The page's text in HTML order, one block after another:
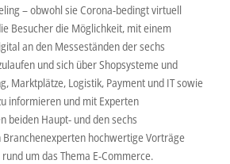
– obwohl sie Corona-bedingt virtuell
Besucher die Möglichkeit, mit einem
an den Messeständen der sechs
und sich über Shopsysteme und
Marktplätze, Logistik, Payment und IT sowie
informieren und mit Experten
beiden Haupt- und den sechs
hochwertige Vorträge
um das Thema E-Commerce.